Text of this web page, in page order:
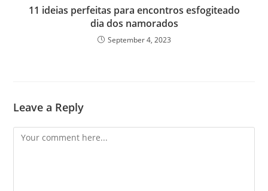
11 ideias perfeitas para encontros esfogiteado
dia dos namorados
September 4, 2023
Leave a Reply
Comment